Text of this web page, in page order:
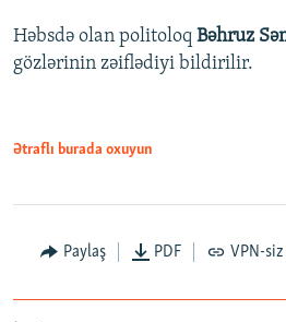
Həbsdə olan politoloq Bəhruz
gözlərinin zəiflədiyi bildirilir.
Ətraflı burada oxuyun
Paylaş PDF VPN-